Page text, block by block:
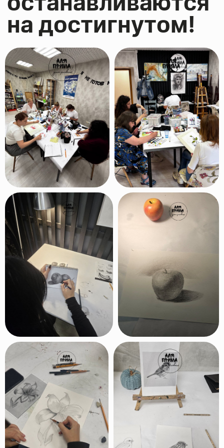
Фото с выставок
наших учеников
Несколько раз в год мы устраиваем
выставки картин наших учеников
в галереях Москвы. Хотите
и Вы участвовать в выставках?
Скорее записывайтесь в нашу
студию!
Поучаствовать в выставке